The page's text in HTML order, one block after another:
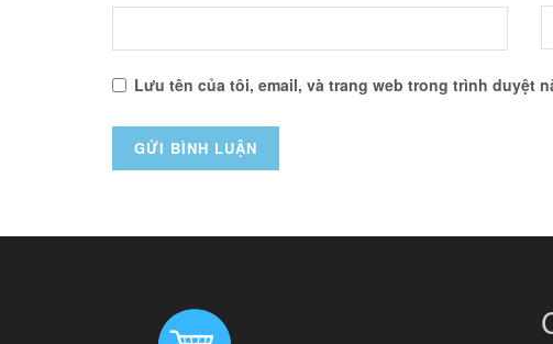
Lưu tên của tôi, email, và trang web trong trình duyệt